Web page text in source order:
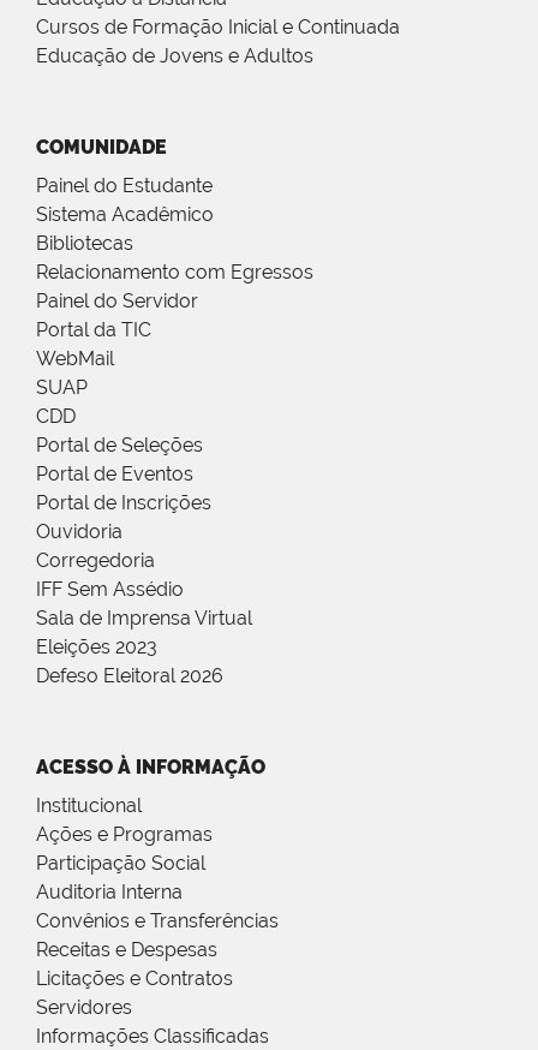
Cursos de Formação Inicial e Continuada
Educação de Jovens e Adultos
COMUNIDADE
Painel do Estudante
Sistema Acadêmico
Bibliotecas
Relacionamento com Egressos
Painel do Servidor
Portal da TIC
WebMail
SUAP
CDD
Portal de Seleções
Portal de Eventos
Portal de Inscrições
Ouvidoria
Corregedoria
IFF Sem Assédio
Sala de Imprensa Virtual
Eleições 2023
Defeso Eleitoral 2026
ACESSO À INFORMAÇÃO
Institucional
Ações e Programas
Participação Social
Auditoria Interna
Convênios e Transferências
Receitas e Despesas
Licitações e Contratos
Servidores
Informações Classificadas